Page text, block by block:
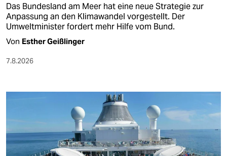
Das Bundesland am Meer hat eine neue Strategie zur
Anpassung an den Klimawandel vorgestellt. Der
Umweltminister fordert mehr Hilfe vom Bund.
Von Esther Geißlinger
7.8.2026